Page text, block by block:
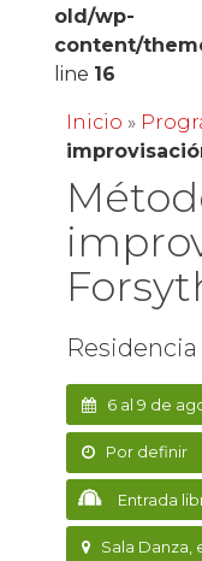
old/wp-
content/
line 16
Inicio »
6 al 9 de
Por definir
Entrada
Sala Danza,